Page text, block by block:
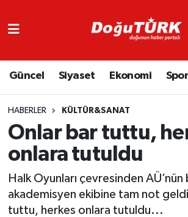
Güncel Siyaset Ekonomi Spor
HABERLER KÜLTÜR&SANAT
Onlar bar tuttu,
onlara tutuldu
Halk Oyunları çevresinden
akademisyen ekibine tam not
tuttu, herkes onlara tutuldu...
Asayiş
Bölge
Eğitim
Emniyet
Trafik Durumu
Süper Lig Puan Durumu ve
Tüm Manşetler
Haber Arşivi